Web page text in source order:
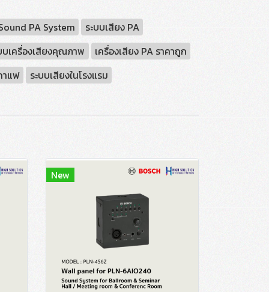
PA System
ระบบเสียง PA
บเครื่องเสียงคุณภาพ
เครื่องเสียง PA ราคาถูก
าแฟ
ระบบเสียงในโรงแรม
New